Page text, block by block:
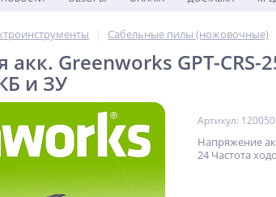
Сабельные пилы (ножовочные)
акк. Greenworks GPT-
и ЗУ
Артикул:
Напряжение
24 Частота